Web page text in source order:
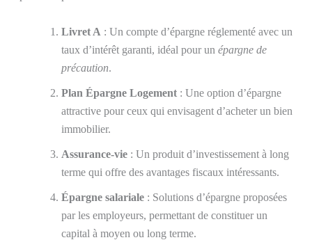
Livret A : Un compte d’épargne réglementé avec un
taux d’intérêt garanti, idéal pour un épargne de
précaution.
Plan Épargne Logement : Une option d’épargne
attractive pour ceux qui envisagent d’acheter un bien
immobilier.
Assurance-vie : Un produit d’investissement à long
terme qui offre des avantages fiscaux intéressants.
Épargne salariale : Solutions d’épargne proposées
par les employeurs, permettant de constituer un
capital à moyen ou long terme.